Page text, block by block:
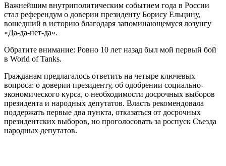
Важнейшим внутриполитическим событием года в России
стал референдум о доверии президенту Борису Ельцину,
вошедший в историю благодаря запоминающемуся лозунгу
«Да-да-нет-да».
Обратите внимание: Ровно 10 лет назад был мой первый бой
в World of Tanks.
Гражданам предлагалось ответить на четыре ключевых
вопроса: о доверии президенту, об одобрении социально-
экономического курса, о необходимости досрочных выборов
президента и народных депутатов. Власть рекомендовала
поддержать первые два пункта, отказаться от досрочных
президентских выборов, но проголосовать за роспуск Съезда
народных депутатов.